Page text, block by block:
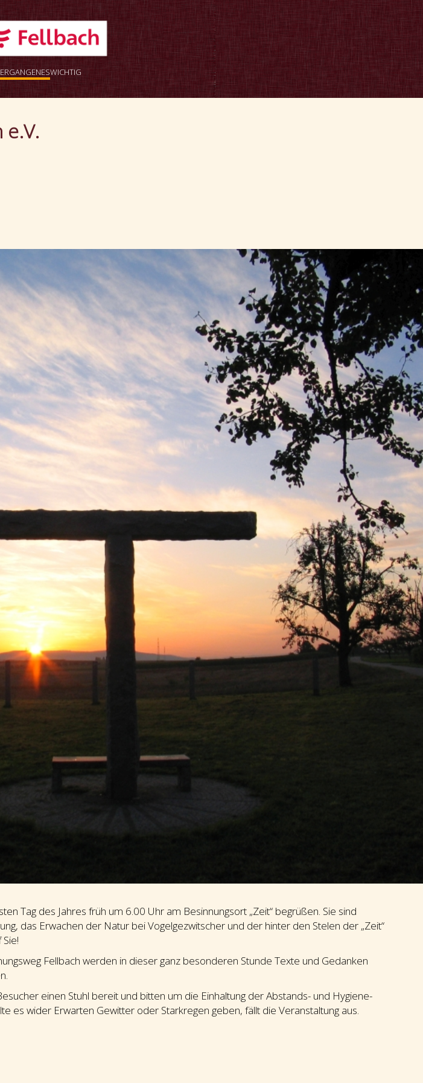
WICHTIG
Tag des Jahres früh um 6.00 Uhr am Besinnungsort „Zeit“ begrüßen. Sie sind
das Erwachen der Natur bei Vogelgezwitscher und der hinter den Stelen der „Zeit“
Fellbach werden in dieser ganz besonderen Stunde Texte und Gedanken
einen Stuhl bereit und bitten um die Einhaltung der Abstands- und Hygiene-
es wider Erwarten Gewitter oder Starkregen geben, fällt die Veranstaltung aus.